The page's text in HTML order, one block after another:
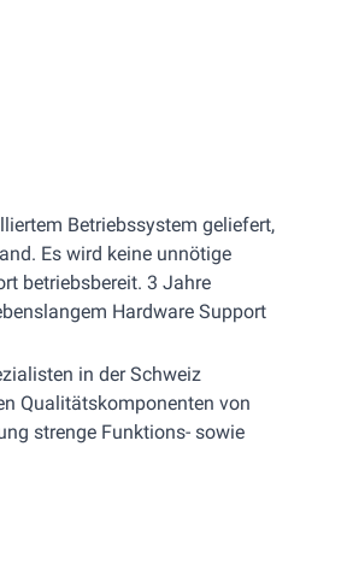
Betriebssystem geliefert,
Es wird keine unnötige
betriebsbereit. 3 Jahre
Hardware Support
in der Schweiz
Qualitätskomponenten von
strenge Funktions- sowie